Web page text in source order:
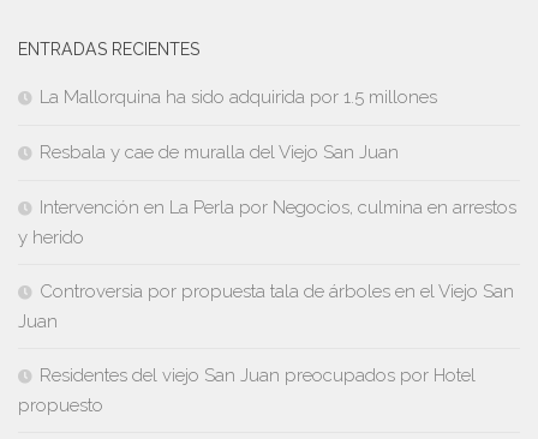
ENTRADAS RECIENTES
La Mallorquina ha sido adquirida por 1.5 millones
Resbala y cae de muralla del Viejo San Juan
Intervención en La Perla por Negocios, culmina en arrestos
y herido
Controversia por propuesta tala de árboles en el Viejo San
Juan
Residentes del viejo San Juan preocupados por Hotel
propuesto